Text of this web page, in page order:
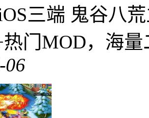
三端 鬼谷八
热门MOD，海
06